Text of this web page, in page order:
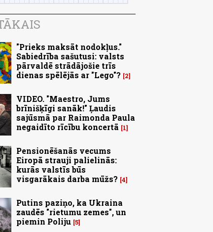
"Prieks maksāt nodokļus."
Sabiedrība sašutusi: valsts
pārvaldē strādājošie trīs
dienas spēlējās ar "Lego"?
2
VIDEO. "Maestro, Jums
brīnišķīgi sanāk!" Ļaudis
sajūsmā par Raimonda Paula
negaidīto rīcību koncertā
1
Pensionēšanās vecums
Eiropā strauji palielinās:
kurās valstīs būs
visgarākais darba mūžs? 4
Putins paziņo, ka Ukraina
zaudēs "rietumu zemes", un
piemin Poliju 5